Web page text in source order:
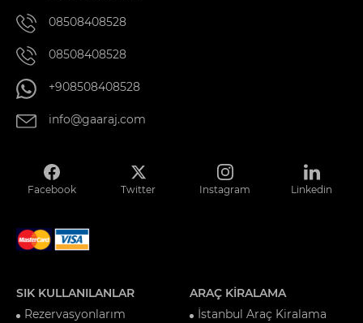
08508408528
08508408528
+908508408528
info@gaaraj.com
Facebook Twitter Instagram Linkedin
SIK KULLANILANLAR
Rezervasyonlarım
ARAÇ KİRALAMA
İstanbul Araç Kiralama